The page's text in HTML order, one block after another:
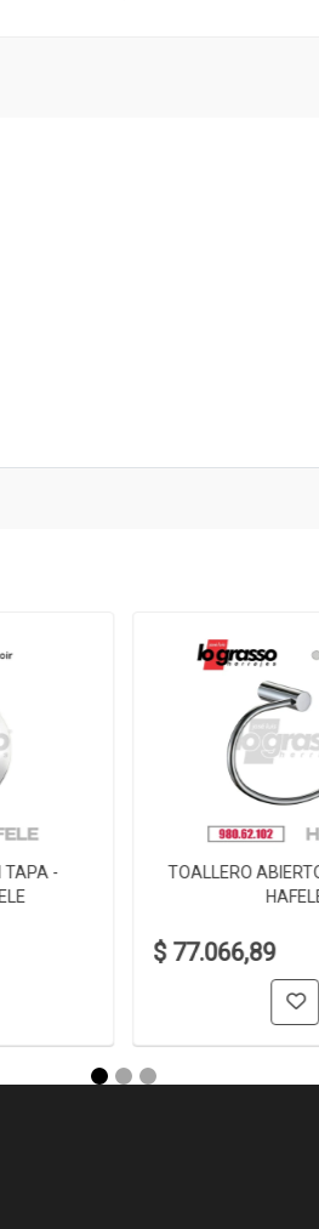
TAPA -
TOALLERO
$ 77.066,89